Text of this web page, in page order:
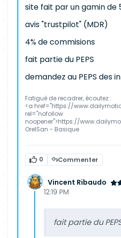
site fait par un gamin de
avis "trustpilot" (MDR)
4% de commisions
fait partie du PEPS
demandez au PEPS des
Fatigué de recadrer, écoutez :
<a href="https://
rel="nofollow
noopener">https://
OrelSan - Basique
0 Commenter
Vincent Ribaudo
12:19 PM
fait partie du